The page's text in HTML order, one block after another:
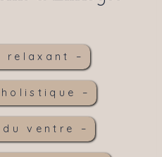
relaxant –
holistique –
du ventre –